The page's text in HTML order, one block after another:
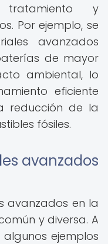
y
Por ejemplo, se
avanzados
de mayor
ambiental, lo
eficiente
reducción de la
fósiles.
avanzados
avanzados en la
y diversa. A
ejemplos